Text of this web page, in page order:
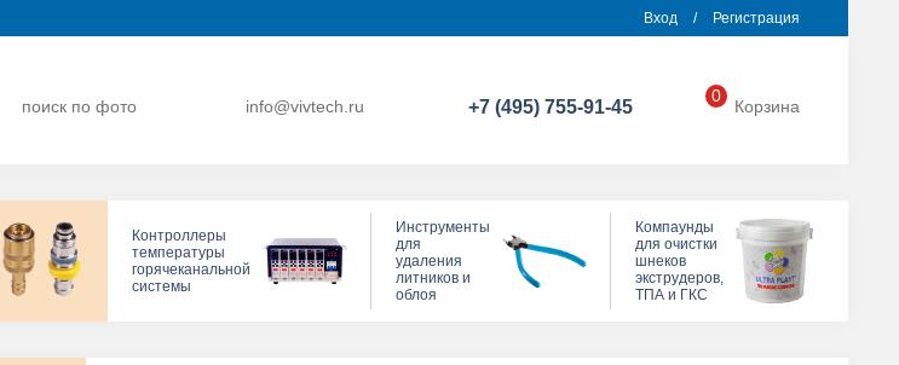
Вход / Регистрация
поиск по фото info@vivtech.ru +7 (495) 755-91-45
0
Корзина
Контроллеры
температуры
горячеканальной
системы
Инструменты
для
удаления
литников и
облоя
Компаунды
для очистки
шнеков
экструдеров,
ТПА и ГКС